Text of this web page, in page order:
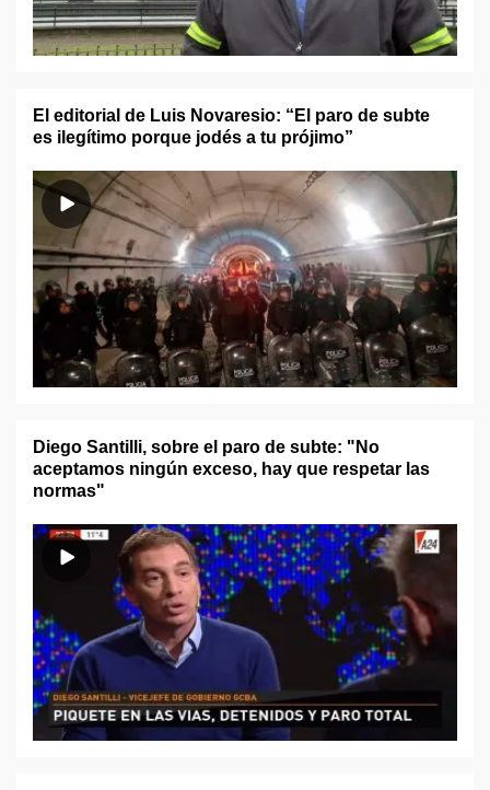
El editorial de Luis Novaresio: “El paro de subte
es ilegítimo porque jodés a tu prójimo”
Diego Santilli, sobre el paro de subte: "No
aceptamos ningún exceso, hay que respetar las
normas"